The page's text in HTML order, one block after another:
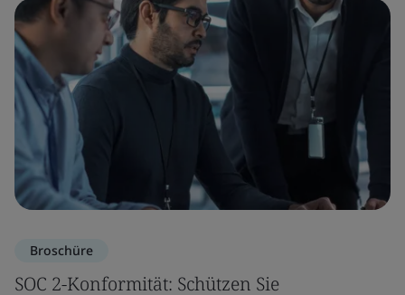
Broschüre
SOC 2-Konformität: Schützen Sie